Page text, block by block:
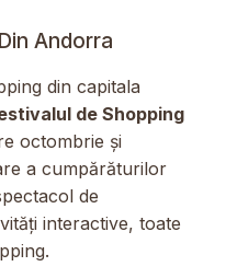
Andorra
din capitala
de Shopping
octombrie și
a cumpărăturilor
de
interactive, toate